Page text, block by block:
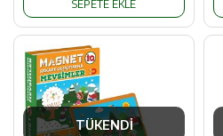
SEPETE EKLE
TÜKENDİ